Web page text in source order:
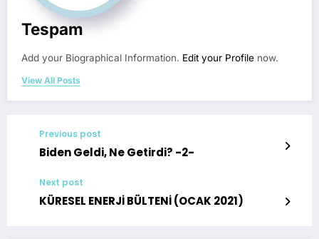
Tespam
Add your Biographical Information. Edit your Profile now.
View All Posts
Previous post
Biden Geldi, Ne Getirdi? -2-
Next post
KÜRESEL ENERJİ BÜLTENİ (OCAK 2021)